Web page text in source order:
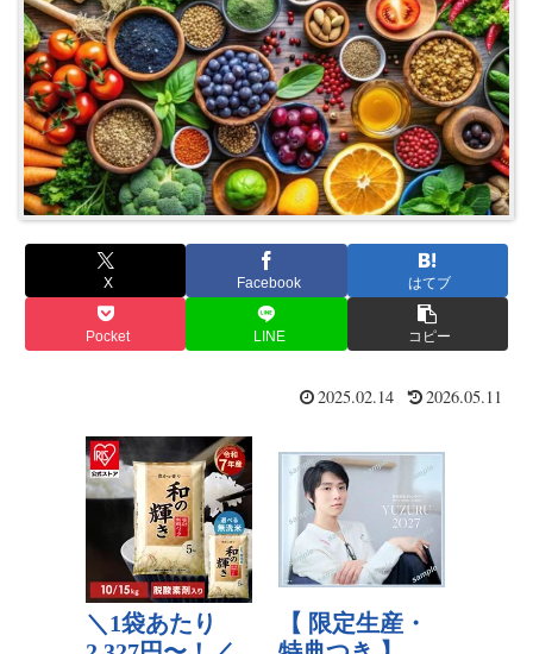
X Facebook はてブ
Pocket LINE コピー
2025.02.14 2026.05.11